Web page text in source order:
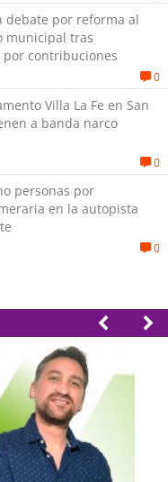
debate por reforma al
municipal tras
por contribuciones
0
Villa La Fe en San
a banda narco
0
personas por
en la autopista
0